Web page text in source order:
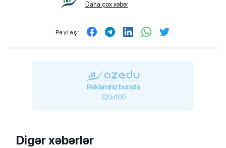
Daha çox xəbər
Paylaş:
Reklamınız burada
320x100
Digər xəbərlər